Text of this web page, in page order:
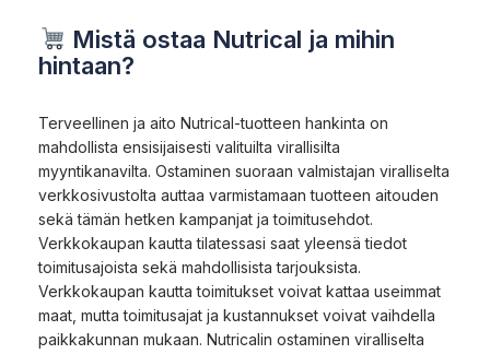
Mistä ostaa Nutrical ja mihin
hintaan?
Terveellinen ja aito Nutrical-tuotteen hankinta on
mahdollista ensisijaisesti valituilta virallisilta
myyntikanavilta. Ostaminen suoraan valmistajan viralliselta
verkkosivustolta auttaa varmistamaan tuotteen aitouden
sekä tämän hetken kampanjat ja toimitusehdot.
Verkkokaupan kautta tilatessasi saat yleensä tiedot
toimitusajoista sekä mahdollisista tarjouksista.
Verkkokaupan kautta toimitukset voivat kattaa useimmat
maat, mutta toimitusajat ja kustannukset voivat vaihdella
paikkakunnan mukaan. Nutricalin ostaminen viralliselta